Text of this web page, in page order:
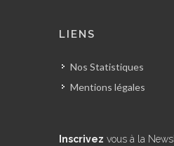
LIENS
Nos Statistiques
Mentions légales
Inscrivez vous à la